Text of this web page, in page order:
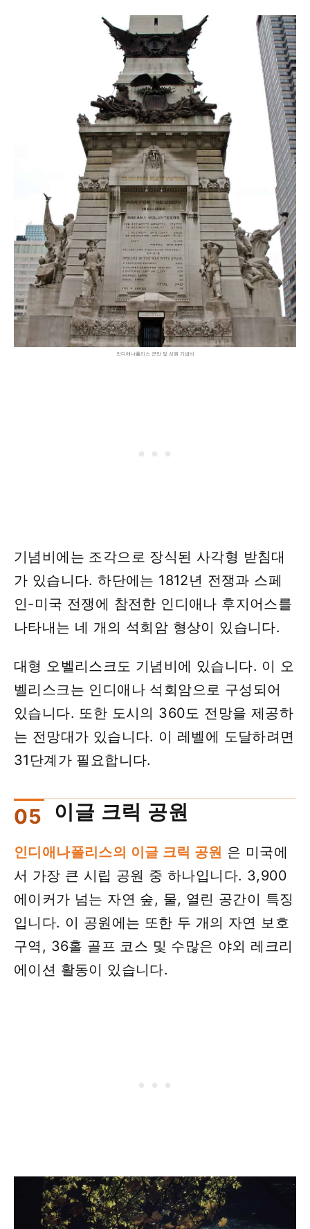
인디애나폴리스 군인 및 선원 기념비
기념비에는 조각으로 장식된 사각형 받침대
가 있습니다. 하단에는 1812년 전쟁과 스페
인-미국 전쟁에 참전한 인디애나 후지어스를
나타내는 네 개의 석회암 형상이 있습니다.
대형 오벨리스크도 ​​기념비에 있습니다. 이 오
벨리스크는 인디애나 석회암으로 구성되어
있습니다. 또한 도시의 360도 전망을 제공하
는 전망대가 있습니다. 이 레벨에 도달하려면
31단계가 필요합니다.
이글 크릭 공원
인디애나폴리스의 이글 크릭 공원 은 미국에
서 가장 큰 시립 공원 중 하나입니다. 3,900
에이커가 넘는 자연 숲, 물, 열린 공간이 특징
입니다. 이 공원에는 또한 두 개의 자연 보호
구역, 36홀 골프 코스 및 수많은 야외 레크리
에이션 활동이 있습니다.